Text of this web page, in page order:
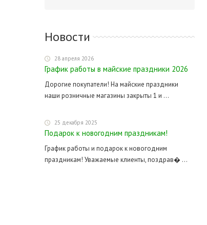
Новости
28 апреля 2026
График работы в майские праздники 2026
Дорогие покупатели! На майские праздники
наши розничные магазины закрыты 1 и ...
25 декабря 2025
Подарок к новогодним праздникам!
График работы и подарок к новогодним
праздникам! Уважаемые клиенты, поздрав� ...